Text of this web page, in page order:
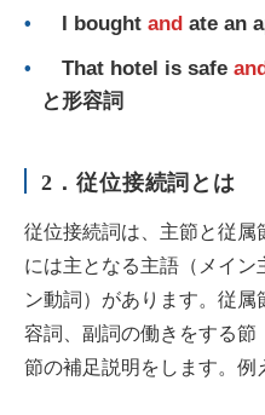
I bought and ate an
That hotel is safe and
と形容詞
2．従位接続詞とは
従位接続詞は、主節と従属
には主となる主語（メイン
ン動詞）があります。従
容詞、副詞の働きをする
節の補足説明をします。例